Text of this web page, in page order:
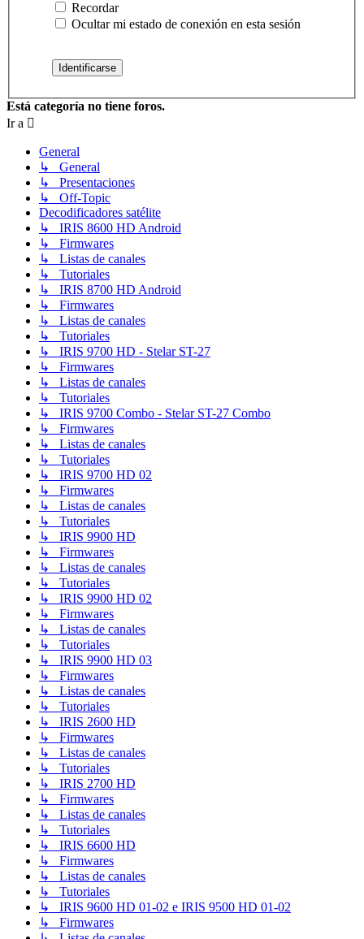
Recordar
Ocultar mi estado de conexión en esta sesión
Está categoría no tiene foros.
Ir a
General
↳ General
↳ Presentaciones
↳ Off-Topic
Decodificadores satélite
↳ IRIS 8600 HD Android
↳ Firmwares
↳ Listas de canales
↳ Tutoriales
↳ IRIS 8700 HD Android
↳ Firmwares
↳ Listas de canales
↳ Tutoriales
↳ IRIS 9700 HD - Stelar ST-27
↳ Firmwares
↳ Listas de canales
↳ Tutoriales
↳ IRIS 9700 Combo - Stelar ST-27 Combo
↳ Firmwares
↳ Listas de canales
↳ Tutoriales
↳ IRIS 9700 HD 02
↳ Firmwares
↳ Listas de canales
↳ Tutoriales
↳ IRIS 9900 HD
↳ Firmwares
↳ Listas de canales
↳ Tutoriales
↳ IRIS 9900 HD 02
↳ Firmwares
↳ Listas de canales
↳ Tutoriales
↳ IRIS 9900 HD 03
↳ Firmwares
↳ Listas de canales
↳ Tutoriales
↳ IRIS 2600 HD
↳ Firmwares
↳ Listas de canales
↳ Tutoriales
↳ IRIS 2700 HD
↳ Firmwares
↳ Listas de canales
↳ Tutoriales
↳ IRIS 6600 HD
↳ Firmwares
↳ Listas de canales
↳ Tutoriales
↳ IRIS 9600 HD 01-02 e IRIS 9500 HD 01-02
↳ Firmwares